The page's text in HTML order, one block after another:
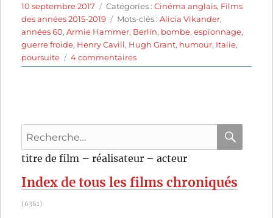
Publié
le
10 septembre 2017 Catégories
Catégories :Cinéma anglais, Films
des années 2015-2019
Étiquettes
Mots-clés :Alicia Vikander,
années 60,Armie Hammer, Berlin, bombe,espionnage,
guerre froide, Henry Cavill, Hugh Grant, humour, Italie,
poursuite
4 commentairessur
Agents
Guy
Recherche
pour
titre de film – réalisateur – acteur
Index de tous les films chroniqués
(6381)